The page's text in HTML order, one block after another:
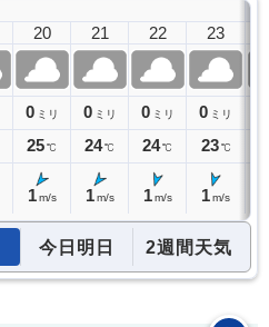
20
0 ミリ
25℃
1 m/s
21
0 ミリ
24℃
1 m/s
22
0 ミリ
24℃
1 m/s
23
0 ミリ
23 ℃
1m/s
今日明日 2週間天気